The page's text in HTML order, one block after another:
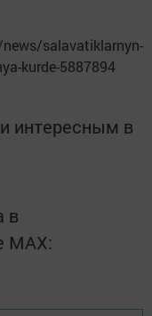
salavatiklarnyn-
kurde-5887894
интересным в
в
MАХ: